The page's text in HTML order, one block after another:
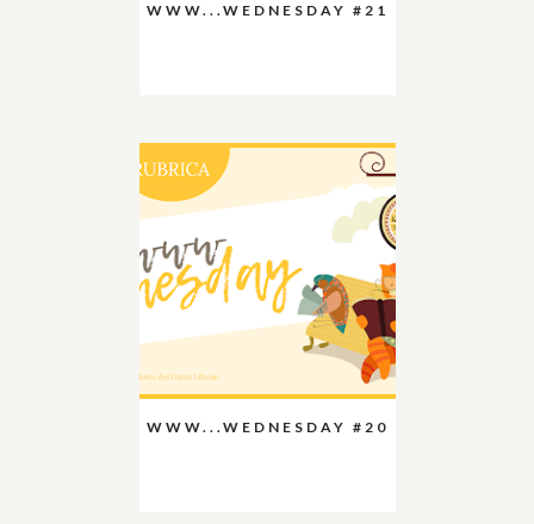
WWW...WEDNESDAY #21
WWW...WEDNESDAY #20